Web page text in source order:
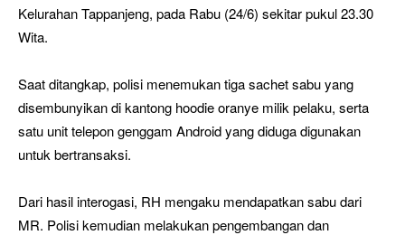
Kelurahan Tappanjeng, pada Rabu (24/6) sekitar pukul 23.30
Wita.
Saat ditangkap, polisi menemukan tiga sachet sabu yang
disembunyikan di kantong hoodie oranye milik pelaku, serta
satu unit telepon genggam Android yang diduga digunakan
untuk bertransaksi.
Dari hasil interogasi, RH mengaku mendapatkan sabu dari
MR. Polisi kemudian melakukan pengembangan dan